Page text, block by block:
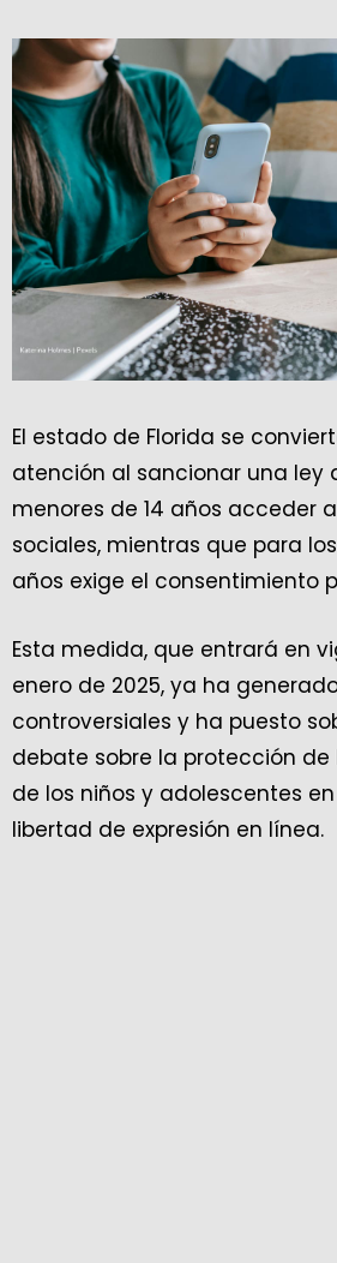
El estado de Florida se
atención al sancionar una ley
menores de 14 años acceder
sociales, mientras que para los
años exige el consentimiento
Esta medida, que entrará en
enero de 2025, ya ha
controversiales y ha puesto
debate sobre la protección
de los niños y adolescentes
libertad de expresión en línea.